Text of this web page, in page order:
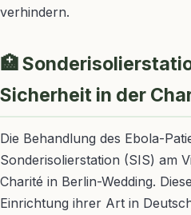
verhindern.
🏥
Sicherheit in der
Die Behandlung des Ebola-
Sonderisolierstation (SIS) am
Charité in Berlin-Wedding.
Einrichtung ihrer Art in